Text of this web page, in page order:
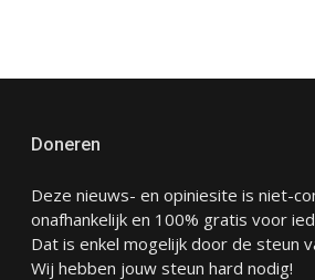
Doneren
Deze nieuws- en opiniesite is niet-
onafhankelijk en 100% gratis voor
Dat is enkel mogelijk door de steun
Wij hebben jouw steun hard nodig!